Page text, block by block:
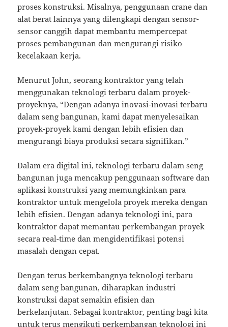
proses konstruksi. Misalnya, penggunaan crane dan
alat berat lainnya yang dilengkapi dengan sensor-
sensor canggih dapat membantu mempercepat
proses pembangunan dan mengurangi risiko
kecelakaan kerja.
Menurut John, seorang kontraktor yang telah
menggunakan teknologi terbaru dalam proyek-
proyeknya, “Dengan adanya inovasi-inovasi terbaru
dalam seng bangunan, kami dapat menyelesaikan
proyek-proyek kami dengan lebih efisien dan
mengurangi biaya produksi secara signifikan.”
Dalam era digital ini, teknologi terbaru dalam seng
bangunan juga mencakup penggunaan software dan
aplikasi konstruksi yang memungkinkan para
kontraktor untuk mengelola proyek mereka dengan
lebih efisien. Dengan adanya teknologi ini, para
kontraktor dapat memantau perkembangan proyek
secara real-time dan mengidentifikasi potensi
masalah dengan cepat.
Dengan terus berkembangnya teknologi terbaru
dalam seng bangunan, diharapkan industri
konstruksi dapat semakin efisien dan
berkelanjutan. Sebagai kontraktor, penting bagi kita
untuk terus mengikuti perkembangan teknologi ini